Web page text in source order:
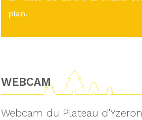
plan.
WEBCAM
Webcam du Plateau d'Yzeron